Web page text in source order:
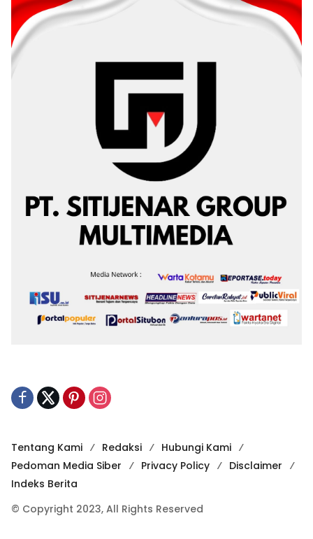
Tentang Kami Redaksi
Hubungi Kami
Pedoman Media Siber
Privacy Policy
Disclaimer
Indeks Berita
© Copyright 2023, All Rights Reserved